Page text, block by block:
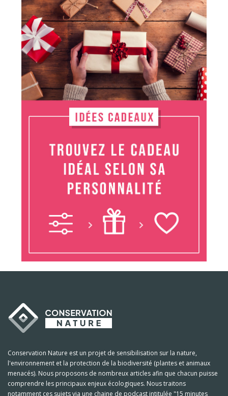
Conservation Nature est un projet de sensibilisation sur la nature,
l'environnement et la protection de la biodiversité (plantes et animaux
menacés). Nous proposons de nombreux articles afin que chacun puisse
comprendre les principaux enjeux écologiques. Nous traitons
notamment ces sujets via une chaine de podcast intitulée "15 minutes